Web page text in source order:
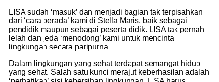
LISA sudah ‘masuk’ dan menjadi bagian tak terpisahkan
dari ‘cara berada’ kami di Stella Maris, baik sebagai
pendidik maupun sebagai peserta didik. LISA tak pernah
lelah dan jeda ‘menodong’ kami untuk mencintai
lingkungan secara paripurna.
Dalam lingkungan yang sehat terdapat semangat hidup
yang sehat. Salah satu kunci merajut keberhasilan adalah